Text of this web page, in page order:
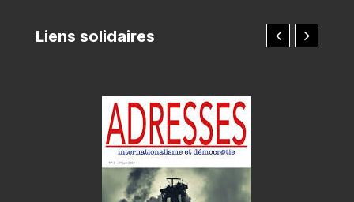
Liens solidaires